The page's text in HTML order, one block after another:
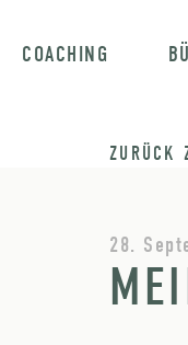
COACHING
ZURÜCK
28.